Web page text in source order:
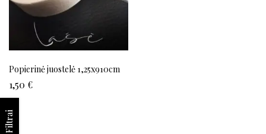
Filtrai
Popierinė juostelė 1,25x910cm
1,50 €